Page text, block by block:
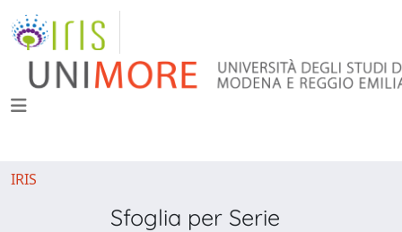
IRIS
Sfoglia per Serie